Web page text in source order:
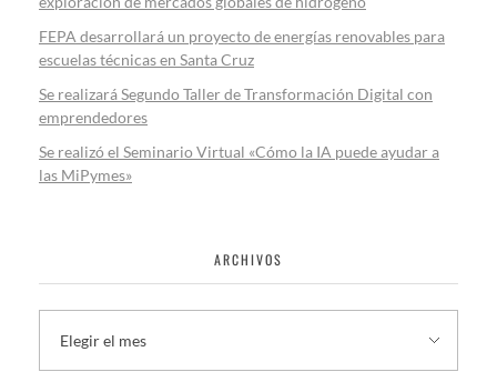
FEPA desarrollará un proyecto de energías renovables para
escuelas técnicas en Santa Cruz
Se realizará Segundo Taller de Transformación Digital con
emprendedores
Se realizó el Seminario Virtual «Cómo la IA puede ayudar a
las MiPymes»
ARCHIVOS